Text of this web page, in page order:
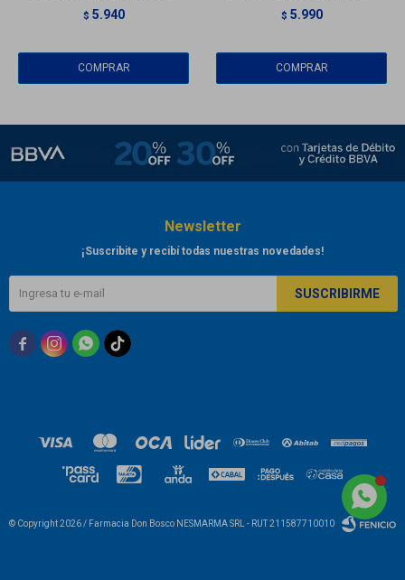
$ 5.940 $ 5.990
Newsletter
¡Suscribite y recibí todas nuestras novedades!
SUSCRIBIRME
  
© Copyright 2026 / Farmacia Don Bosco NESMARMA SRL - RUT 211587710010